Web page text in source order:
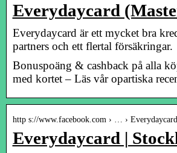
Everydaycard
Everydaycard är ett mycket bra
partners och ett flertal försäkringar.
Bonuspoäng & cashback på alla
med kortet – Läs vår opartiska
http s://www.facebook.com › … › Everydaycard
Everydaycard |